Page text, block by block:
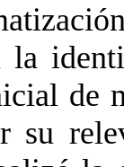
de
su